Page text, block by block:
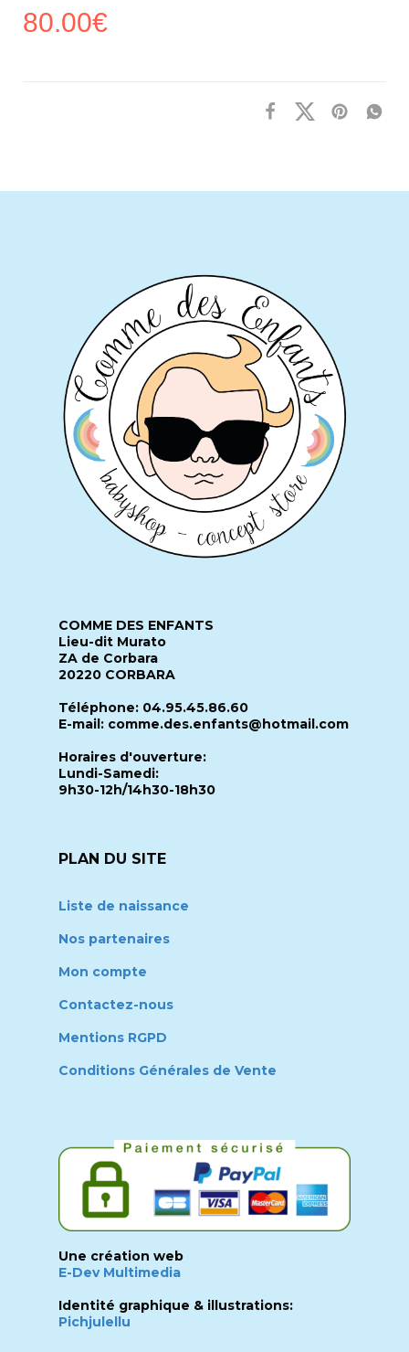
80.00€
COMME DES ENFANTS
Lieu-dit Murato
ZA de Corbara
20220 CORBARA
Téléphone: 04.95.45.86.60
E-mail: comme.des.enfants@hotmail.com
Horaires d'ouverture:
Lundi-Samedi:
9h30-12h/14h30-18h30
PLAN DU SITE
Liste de naissance
Nos partenaires
Mon compte
Contactez-nous
Mentions RGPD
Conditions Générales de Vente
Une création web
E-Dev Multimedia
Identité graphique & illustrations:
Pichjulellu